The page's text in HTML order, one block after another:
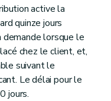
active la
quinze jours
lorsque le
chez le client, et,
suivant le
Le délai pour le
jours.